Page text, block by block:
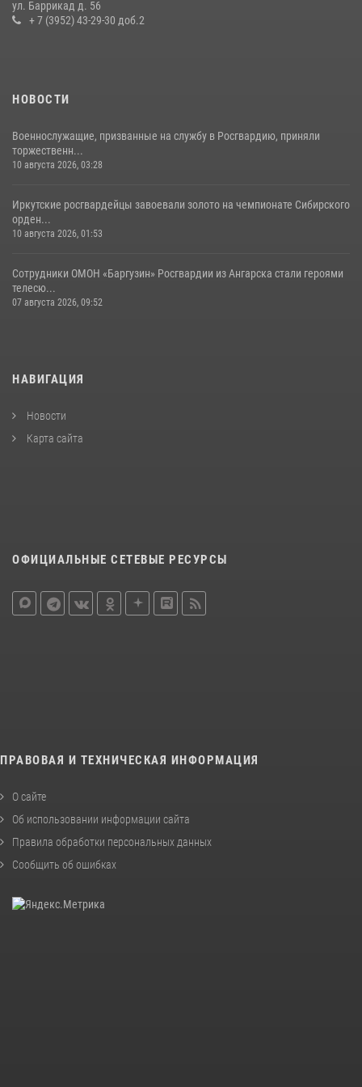
условных диверсионных групп в различных условиях местности
ул. Баррикад д. 56
+ 7 (3952) 43-29-30 доб.2
НОВОСТИ
Военнослужащие, призванные на службу в Росгвардию, приняли
торжественн...
10 августа 2026, 03:28
Иркутские росгвардейцы завоевали золото на чемпионате Сибирского
орден...
10 августа 2026, 01:53
Сотрудники ОМОН «Баргузин» Росгвардии из Ангарска стали героями
телесю...
07 августа 2026, 09:52
НАВИГАЦИЯ
Новости
Карта сайта
ОФИЦИАЛЬНЫЕ СЕТЕВЫЕ РЕСУРСЫ
ПРАВОВАЯ И ТЕХНИЧЕСКАЯ ИНФОРМАЦИЯ
О сайте
Об использовании информации сайта
Правила обработки персональных данных
Сообщить об ошибках